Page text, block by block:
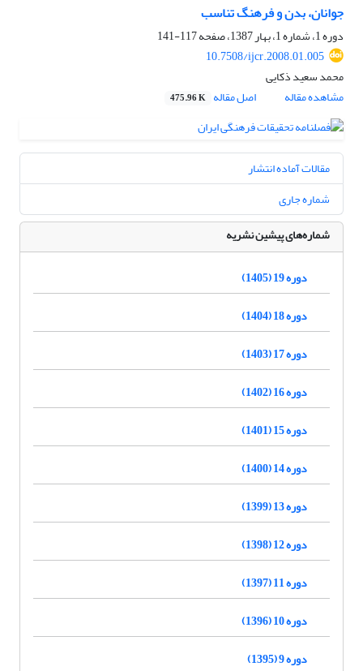
جوانان، بدن و فرهنگ تناسب
دوره 1، شماره 1، بهار 1387، صفحه
117-141
10.7508/ijcr.2008.01.005
محمد سعید ذکایی
مشاهده مقاله
اصل مقاله 475.96 K
مقالات آماده انتشار
شماره جاری
شماره‌های پیشین نشریه
دوره 19 (1405)
دوره 18 (1404)
دوره 17 (1403)
دوره 16 (1402)
دوره 15 (1401)
دوره 14 (1400)
دوره 13 (1399)
دوره 12 (1398)
دوره 11 (1397)
دوره 10 (1396)
دوره 9 (1395)